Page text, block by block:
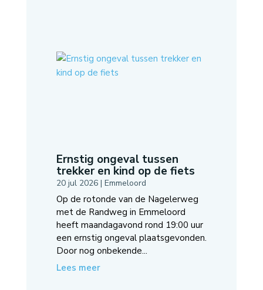
Ernstig ongeval tussen
trekker en kind op de fiets
20 jul 2026| Emmeloord
Op de rotonde van de Nagelerweg
met de Randweg in Emmeloord
heeft maandagavond rond 19:00 uur
een ernstig ongeval plaatsgevonden.
Door nog onbekende...
Lees meer